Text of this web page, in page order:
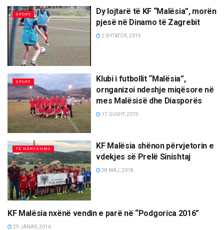
SPORT
Dy lojtarë të KF “Malësia”, morën
pjesë në Dinamo të Zagrebit
2 SHTATOR, 2019
SPORT
Klubi i futbollit “Malësia”,
ornganizoi ndeshje miqësore në
mes Malësisë dhe Diasporës
17 GUSHT, 2019
TË NDRYSHME
KF Malësia shënon përvjetorin e
vdekjes së Prelë Sinishtaj
28 MAJ, 2018
SPORT
KF Malësia nxënë vendin e parë në “Podgorica 2016”
29 JANAR, 2016